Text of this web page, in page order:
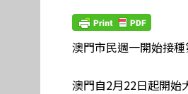
澳門市民週一開始接
澳門自2月22日起開始